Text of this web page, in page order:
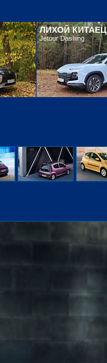
ЛИХОЙ КИТАЕЦ
Jetour Dashing